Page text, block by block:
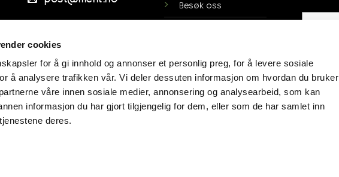
cookies
for å gi innhold og annonser et personlig preg, for å levere sosiale
å analysere trafikken vår. Vi deler dessuten informasjon om hvordan du bruker
våre innen sosiale medier, annonsering og analysearbeid, som kan
informasjon du har gjort tilgjengelig for dem, eller som de har samlet inn
deres.
Besøk oss
Min side
Kjøpsvilkår